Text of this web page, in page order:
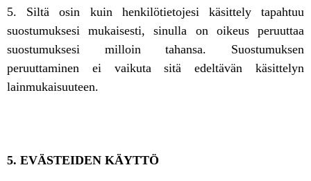
5. Siltä osin kuin henkilötietojesi käsittely tapahtuu
suostumuksesi mukaisesti, sinulla on oikeus peruuttaa
suostumuksesi milloin tahansa. Suostumuksen
peruuttaminen ei vaikuta sitä edeltävän käsittelyn
lainmukaisuuteen.
5. EVÄSTEIDEN KÄYTTÖ